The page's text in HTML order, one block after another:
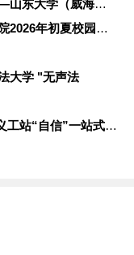
净滩护绿担使命，青春志愿助环保 ——山东大学（威海）学子社会
夏拂东昌 文漾书香—聊城大学东昌学院2026年初夏校园风光
大学 "无声法
“守护钱袋子，护好幸福家”——鸿飞义工站“自信”一站式学生社